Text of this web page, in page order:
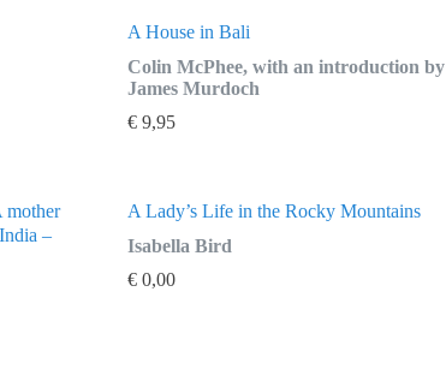
A House in Bali
Colin McPhee, with an introduction by
James Murdoch
€9,95
mother
–
A Lady’s Life in the Rocky Mountains
Isabella Bird
€0,00